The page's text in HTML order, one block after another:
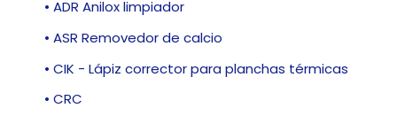
• ADR Anilox limpiador
• ASR Removedor de calcio
• CIK - Lápiz corrector para planchas térmicas
• CRC